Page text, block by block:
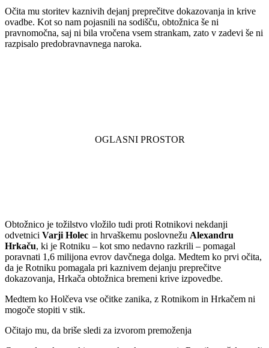
Očita mu storitev kaznivih dejanj preprečitve dokazovanja in krive
ovadbe. Kot so nam pojasnili na sodišču, obtožnica še ni
pravnomočna, saj ni bila vročena vsem strankam, zato v zadevi še ni
razpisalo predobravnavnega naroka.
Obtožnico je tožilstvo vložilo tudi proti Rotnikovi nekdanji
odvetnici Varji Holec in hrvaškemu poslovnežu Alexandru
Hrkaču, ki je Rotniku – kot smo nedavno razkrili – pomagal
poravnati 1,6 milijona evrov davčnega dolga. Medtem ko prvi očita,
da je Rotniku pomagala pri kaznivem dejanju preprečitve
dokazovanja, Hrkača obtožnica bremeni krive izpovedbe.
Medtem ko Holčeva vse očitke zanika, z Rotnikom in Hrkačem ni
mogoče stopiti v stik.
Očitajo mu, da briše sledi za izvorom premoženja